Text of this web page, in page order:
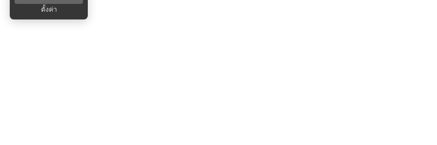
ตั้งค่า